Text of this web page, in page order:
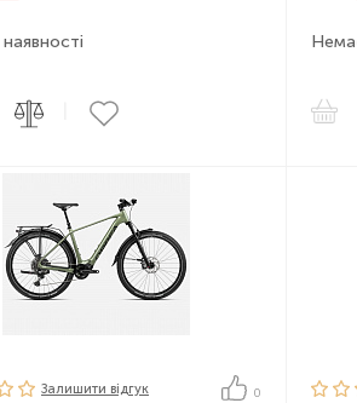
Залишити вiдгук 0